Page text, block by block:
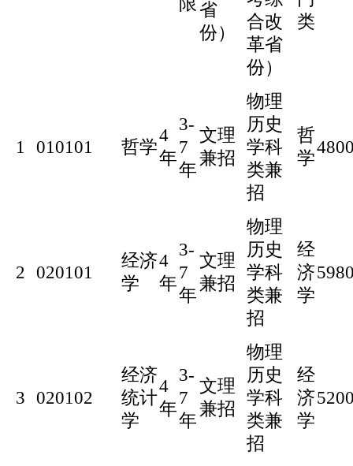
省
份）
合改
革省
份）
类
1 010101 哲学
4
年
3-
7
年
文理
兼招
物理
历史
学科
类兼
招
哲
学
2 020101
经济
学
4
年
3-
7
年
文理
兼招
物理
历史
学科
类兼
招
经
济
学
3 020102
经济
统计
学
4
年
3-
7
年
文理
兼招
物理
历史
学科
类兼
招
经
济
学